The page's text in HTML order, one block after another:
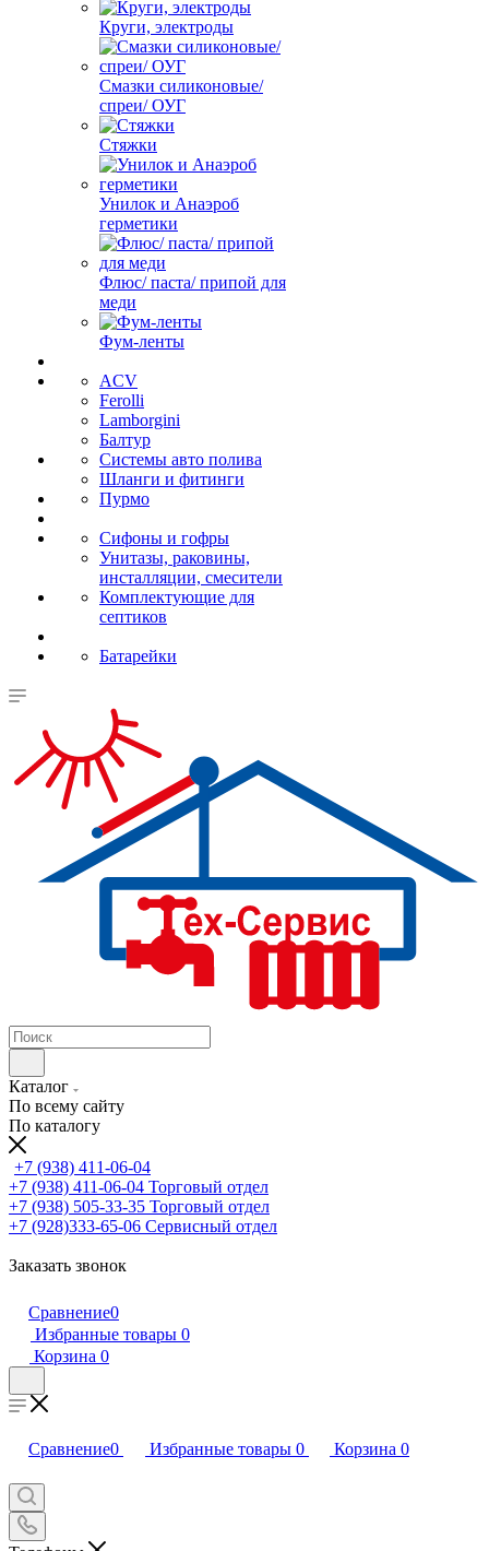
Круги, электроды
Смазки силиконовые/
спреи/ ОУГ
Стяжки
Унилок и Анаэроб
герметики
Флюс/ паста/ припой для
меди
Фум-ленты
ACV
Ferolli
Lamborgini
Балтур
Системы авто полива
Шланги и фитинги
Пурмо
Сифоны и гофры
Унитазы, раковины,
инсталляции, смесители
Комплектующие для
септиков
Батарейки
Каталог
По всему сайту
По каталогу
+7 (938) 411-06-04
+7 (938) 411-06-04 Торговый отдел
+7 (938) 505-33-35 Торговый отдел
+7 (928)333-65-06 Сервисный отдел
Заказать звонок
Сравнение0
Избранные товары 0
Корзина 0
Сравнение0 Избранные товары 0 Корзина 0